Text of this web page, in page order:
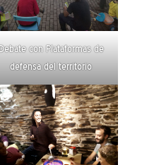
Debate con Plataformas de
defensa del territorio